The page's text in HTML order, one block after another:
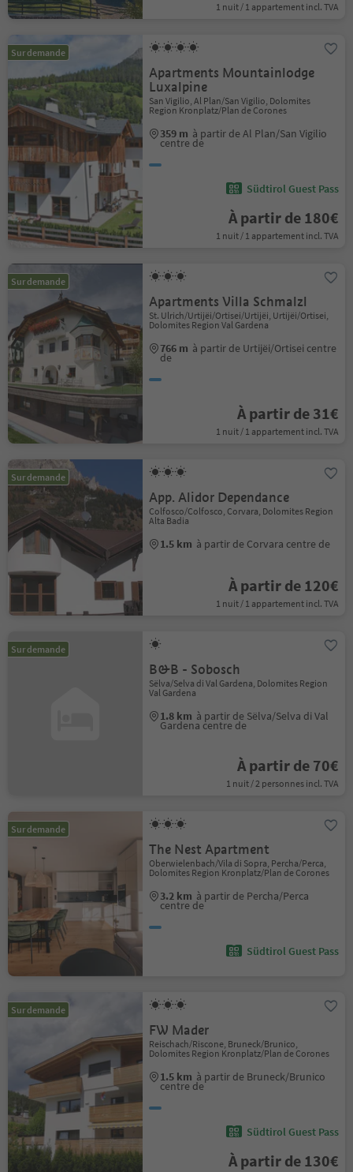
1 nuit / 1 appartement incl. TVA
Sur demande
Apartments Mountainlodge
Luxalpine
San Vigilio, Al Plan/San Vigilio, Dolomites
Region Kronplatz/Plan de Corones
359 m à partir de Al Plan/San Vigilio
centre de
Südtirol Guest Pass
À partir de 180€
1 nuit / 1 appartement incl. TVA
Sur demande
Apartments Villa Schmalzl
St. Ulrich/Urtijëi/Ortisei/Urtijëi, Urtijëi/Ortisei,
Dolomites Region Val Gardena
766 m à partir de Urtijëi/Ortisei centre
de
À partir de 31€
1 nuit / 1 appartement incl. TVA
Sur demande
App. Alidor Dependance
Colfosco/Colfosco, Corvara, Dolomites Region
Alta Badia
1.5 km à partir de Corvara centre de
À partir de 120€
1 nuit / 1 appartement incl. TVA
Sur demande
B&B - Sobosch
Sëlva/Selva di Val Gardena, Dolomites Region
Val Gardena
1.8 km à partir de Sëlva/Selva di Val
Gardena centre de
À partir de 70€
1 nuit / 2 personnes incl. TVA
Sur demande
The Nest Apartment
Oberwielenbach/Vila di Sopra, Percha/Perca,
Dolomites Region Kronplatz/Plan de Corones
3.2 km à partir de Percha/Perca
centre de
Südtirol Guest Pass
Sur demande
FW Mader
Reischach/Riscone, Bruneck/Brunico,
Dolomites Region Kronplatz/Plan de Corones
1.5 km à partir de Bruneck/Brunico
centre de
Südtirol Guest Pass
À partir de 130€